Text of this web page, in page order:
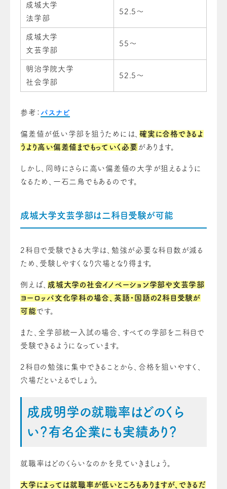
成城大学
法学部
52.5～
成城大学
文芸学部
55～
明治学院大学
社会学部
52.5～
参考： パスナビ
偏差値が低い学部を狙うためには、 確実に合格できるよ
うより高い偏差値までもっていく必要 があります。
しかし、同時にさらに高い偏差値の大学が狙えるように
なるため、一石二鳥でもあるのです。
成城大学文芸学部は二科目受験が可能
2科目で受験できる大学は、勉強が必要な科目数が減る
ため、受験しやすくなり穴場となり得ます。
例えば、 成城大学の社会イノベーション学部や文芸学部
ヨーロッパ文化学科の場合、英語・国語の2科目受験が
可能 です。
また、全学部統一入試の場合、すべての学部を二科目で
受験できるようになっています。
2科目の勉強に集中できることから、合格を狙いやすく、
穴場だといえるでしょう。
成成明学の就職率はどのくら
い？有名企業にも実績あり？
就職率はどのくらいなのかを見ていきましょう。
大学によっては就職率が低いところもありますが、できるだ